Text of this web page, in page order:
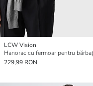
LCW Vision
229,99 RON